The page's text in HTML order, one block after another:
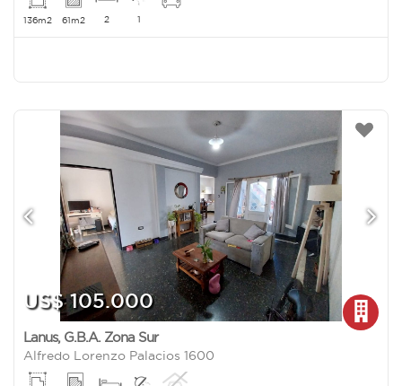
136m2 61m2 2 1
US$ 105.000
Lanus, G.B.A. Zona Sur
Alfredo Lorenzo Palacios 1600